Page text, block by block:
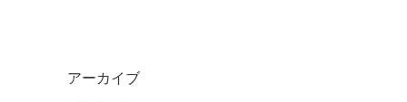
アーカイブ